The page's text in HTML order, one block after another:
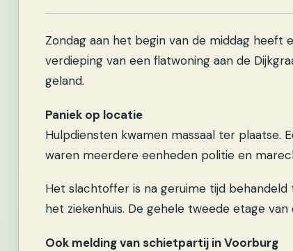
Zondag aan het begin van de middag
verdieping van een flatwoning aan de
geland.
Paniek op locatie
Hulpdiensten kwamen massaal ter plaatse.
waren meerdere eenheden politie en
Het slachtoffer is na geruime tijd
het ziekenhuis. De gehele tweede etage
Ook melding van schietpartij in Voorburg